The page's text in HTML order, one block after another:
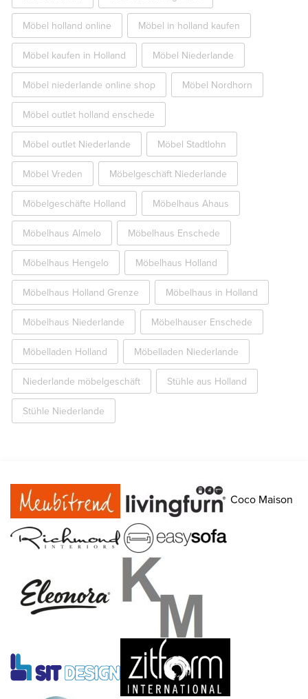
Möbel holland online Möbel in holland kaufen
Möbel kaufen in Holland Möbel Niederlande
Möbel niederlande online shop Möbel Nordhorn
Möbel outlet holland enschede
Möbel outlet Niederlande Möbel Stadtlohn
Möbel Vreden Möbelgeschäft Niederlande
Möbelgeschäfte Holland Möbelhaus Ahaus
Möbelhaus Almelo Möbelhaus Enschede
Möbelhaus Hengelo Möbelhaus Holland
Möbelhaus Holland Grenze Möbelhaus in Holland
Möbelhaus Niederlande Möbelhauser Enschede
Möbelladen Holland Möbelladen Niederlande
Niederlande möbelgeschäft Stühle aus Holland
Stühle Niederlande
Coco Maison